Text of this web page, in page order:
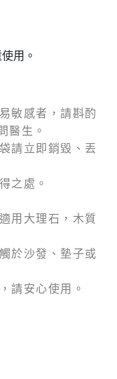
用。
敏感者，請斟酌
醫生。
請立即銷毀、丟
之處。
用大理石，木質
於沙發、墊子或
請安心使用。